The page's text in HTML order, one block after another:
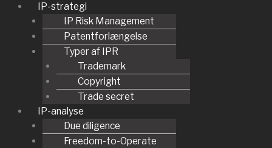
IP-strategi
IP Risk Management
Patentforlængelse
Typer af IPR
Trademark
Copyright
Trade secret
IP-analyse
Due diligence
Freedom-to-Operate